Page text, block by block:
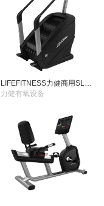
LIFEFITNESS力健商用SL楼梯机登山机爬楼机95PS
力健有氧设备